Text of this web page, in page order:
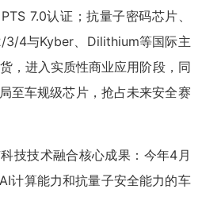
7.0认证；抗量子密码芯片、
3/4与Kyber、Dilithium等国际主
，进入实质性商业应用阶段，同
至车规级芯片，抢占未来安全赛
技技术融合核心成果：今年4月
计算能力和抗量子安全能力的车